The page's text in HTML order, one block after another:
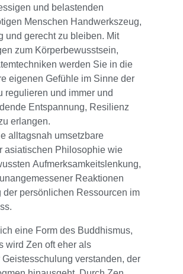
und belastenden
Menschen Handwerkszeug,
und gerecht zu bleiben. Mit
zum Körperbewusstsein,
werden Sie in die
eigenen Gefühle im Sinne der
regulieren und immer und
Entspannung, Resilienz
erlangen.
alltagsnah umsetzbare
asiatischen Philosophie wie
Aufmerksamkeitslenkung,
Reaktionen
der persönlichen Ressourcen im
eine Form des Buddhismus,
wird Zen oft eher als
Geistesschulung verstanden, der